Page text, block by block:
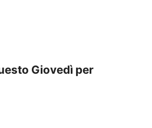
Giovedì per